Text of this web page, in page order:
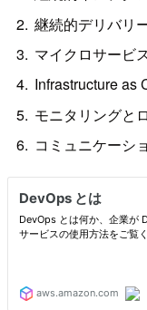
継続的デリバリ
マイクロサービ
Infrastructure as
モニタリングと
コミュニケーシ